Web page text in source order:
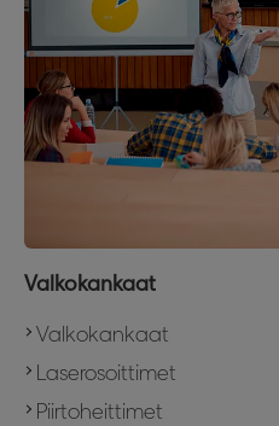
Valkokankaat
Valkokankaat
Laserosoittimet
Piirtoheittimet